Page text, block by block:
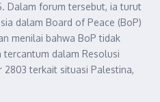
Dalam forum tersebut, ia turut
dalam Board of Peace (BoP)
menilai bahwa BoP tidak
dalam Resolusi
2803 terkait situasi Palestina,